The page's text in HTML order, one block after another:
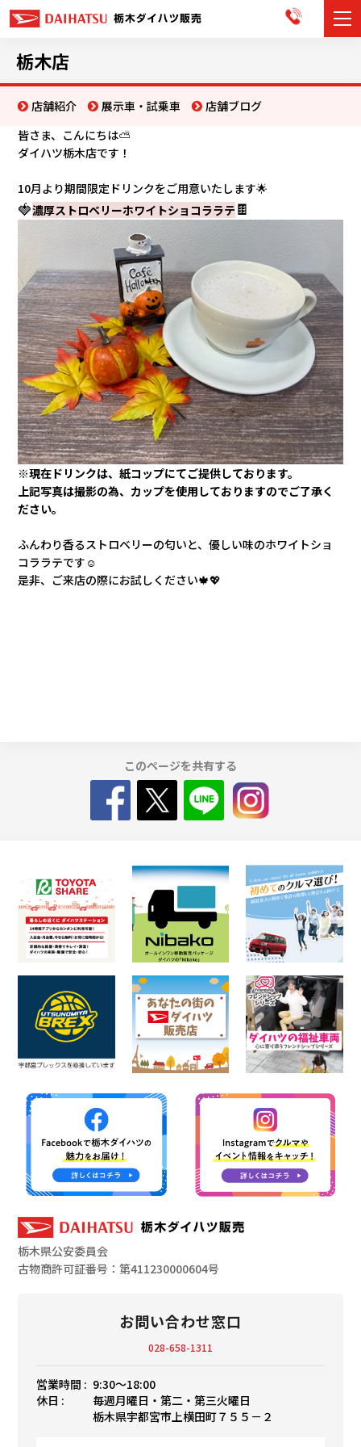
展示車・試乗車
イベント・キャンペーン
ご購入者サポート
アフターサポート
会社情報
カタ
リコ
お問
栃木店
店舗紹介 展示車・試乗車
店舗ブログ
皆さま、こんにちは⛅
ダイハツ栃木店です！
10月より期間限定ドリンクをご用意いたします🌟
🍓濃厚ストロベリーホワイトショコララテ 🍫
※現在ドリンクは、紙コップにてご提供しております。
上記写真は撮影の為、カップを使用しておりますのでご了承く
ださい。
ふんわり香るストロベリーの匂いと、優しい味のホワイトショ
コララテです☺
是非、ご来店の際にお試しください🍁💖
このページを共有する
栃木県公安委員会
古物商許可証番号：第411230000604号
お問い合わせ窓口
028-658-1311
営業時間 : 9:30〜18:00
休日 :
毎週月曜日・第二・第三火曜日
栃木県宇都宮市上横田町７５５－２